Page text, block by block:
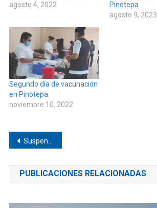
agosto 4, 2022
Pinotepa
agosto 9, 2023
Segundo día de vacunación
en Pinotepa
noviembre 10, 2022
Navegación
de
entradas
Suspenden clases en los CECYTEOS de la Costa
PUBLICACIONES RELACIONADAS